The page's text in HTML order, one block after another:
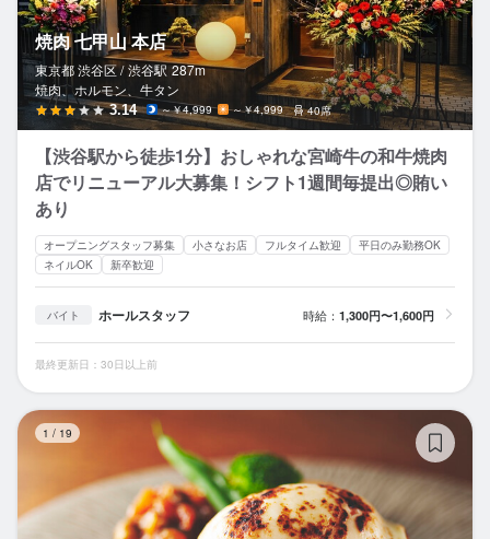
焼肉 七甲山 本店
東京都 渋谷区 / 渋谷駅 287m
焼肉、ホルモン、牛タン
3.14 ～￥4,999 ～￥4,999 40席
【渋谷駅から徒歩1分】おしゃれな宮崎牛の和牛焼肉
店でリニューアル大募集！シフト1週間毎提出◎賄い
あり
オープニングスタッフ募集 小さなお店 フルタイム歓迎
平日のみ勤務OK
ネイルOK
新卒歓迎
バイト ホールスタッフ 時給： 1,300円〜1,600円
最終更新日：30日以上前
1 / 19